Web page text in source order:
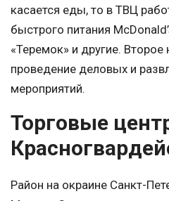
касается еды, то в ТВЦ
быстрого питания
«Теремок» и другие. Второе
проведение деловых и
мероприятий.
Торговые
Район на окраине Санкт-